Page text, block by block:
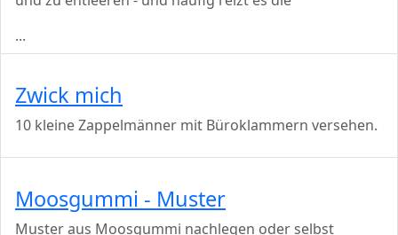
...
Zwick mich
10 kleine Zappelmänner mit Büroklammern versehen.
Moosgummi - Muster
Muster aus Moosgummi nachlegen oder selbst